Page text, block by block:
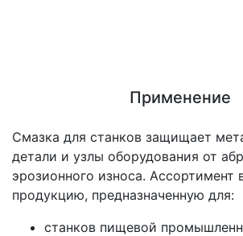
Применение
Смазка для станков защищает
детали и узлы оборудования от
эрозионного износа. Ассортимент
продукцию, предназначенную для:
станков пищевой